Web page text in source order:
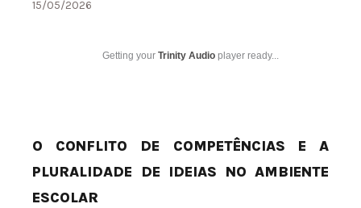
15/05/2026
Getting your Trinity Audio player ready...
O CONFLITO DE COMPETÊNCIAS E A
PLURALIDADE DE IDEIAS NO AMBIENTE
ESCOLAR